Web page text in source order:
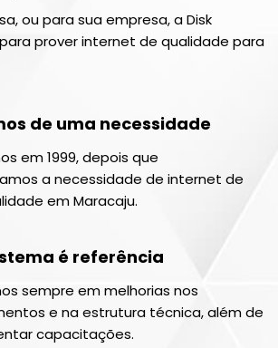
ou para sua empresa, a Disk
prover internet de qualidade para
de uma necessidade
em 1999, depois que
a necessidade de internet de
em Maracaju.
é referência
sempre em melhorias nos
e na estrutura técnica, além de
capacitações.